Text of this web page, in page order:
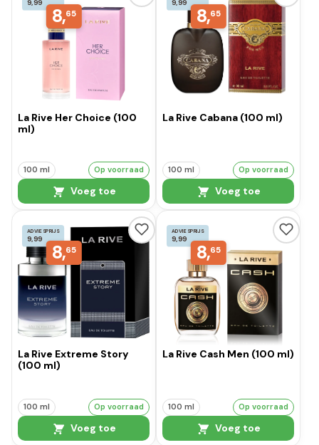
8,65
La Rive Her Choice (100
ml)
100 ml Op voorraad
Voeg toe
8,65
La Rive Cabana (100 ml)
100 ml Op voorraad
Voeg toe
ADVIESPRIJS
9,99
8,65
La Rive Extreme Story
(100 ml)
100 ml Op voorraad
Voeg toe
ADVIESPRIJS
9,99
8,65
La Rive Cash Men (100 ml)
100 ml Op voorraad
Voeg toe